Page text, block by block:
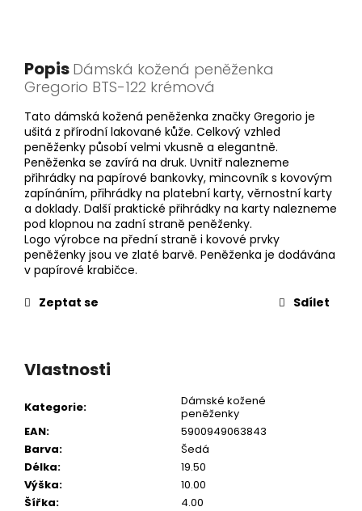
Popis Dámská kožená peněženka
Gregorio BTS-122 krémová
Tato dámská kožená peněženka značky Gregorio je
ušitá z přírodní lakované kůže. Celkový vzhled
peněženky působí velmi vkusně a elegantně.
Peněženka se zavírá na druk. Uvnitř nalezneme
přihrádky na papírové bankovky, mincovník s kovovým
zapínáním, přihrádky na platební karty, věrnostní karty
a doklady. Další praktické přihrádky na karty nalezneme
pod klopnou na zadní straně peněženky.
Logo výrobce na přední straně i kovové prvky
peněženky jsou ve zlaté barvě. Peněženka je dodávána
v papírové krabičce.
Zeptat se
Sdílet
Vlastnosti
Kategorie:
Dámské kožené
peněženky
EAN:
5900949063843
Barva:
Šedá
Délka:
19.50
Výška:
10.00
Šířka:
4.00